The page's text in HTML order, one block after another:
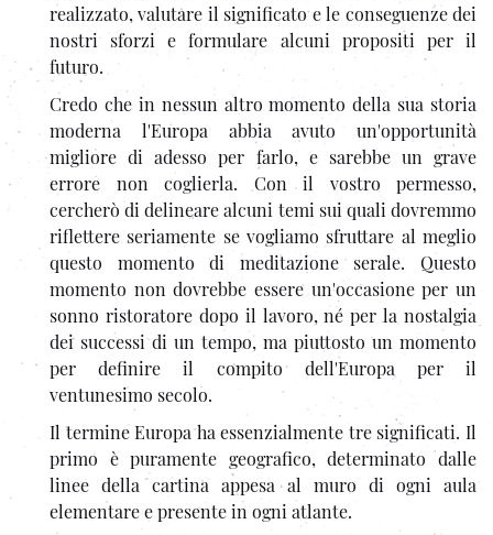
realizzato, valutare il significato e le conseguenze dei
nostri sforzi e formulare alcuni propositi per il
futuro.
Credo che in nessun altro momento della sua storia
moderna l'Europa abbia avuto un'opportunità
migliore di adesso per farlo, e sarebbe un grave
errore non coglierla. Con il vostro permesso,
cercherò di delineare alcuni temi sui quali dovremmo
riflettere seriamente se vogliamo sfruttare al meglio
questo momento di meditazione serale. Questo
momento non dovrebbe essere un'occasione per un
sonno ristoratore dopo il lavoro, né per la nostalgia
dei successi di un tempo, ma piuttosto un momento
per definire il compito dell'Europa per il
ventunesimo secolo.
Il termine Europa ha essenzialmente tre significati. Il
primo è puramente geografico, determinato dalle
linee della cartina appesa al muro di ogni aula
elementare e presente in ogni atlante.